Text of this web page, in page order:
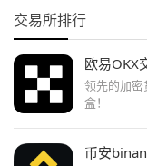
交易所排行
欧易OKX
领先的加密
盒！
币安